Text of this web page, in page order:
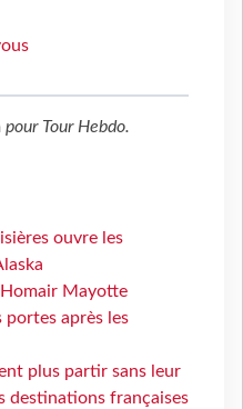
pour Tour Hebdo.
ouvre les
Homair Mayotte
portes après les
plus partir sans leur
destinations françaises